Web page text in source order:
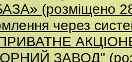
(розміщено
через
ЗАВОД"